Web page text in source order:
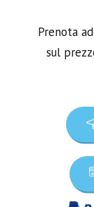
Prenota
sul